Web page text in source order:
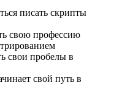
писать скрипты
свою профессию
свои пробелы в
свой путь в